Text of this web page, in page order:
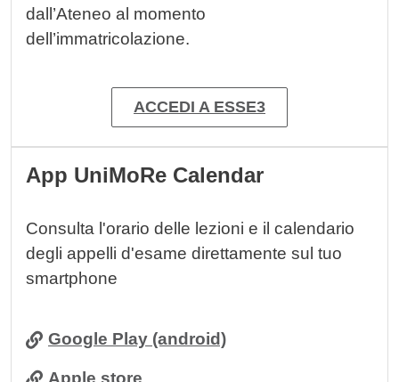
dall’Ateneo al momento
dell’immatricolazione.
ACCEDI A ESSE3
App UniMoRe Calendar
Consulta l'orario delle lezioni e il calendario
degli appelli d'esame direttamente sul tuo
smartphone
Google Play (android)
Apple store